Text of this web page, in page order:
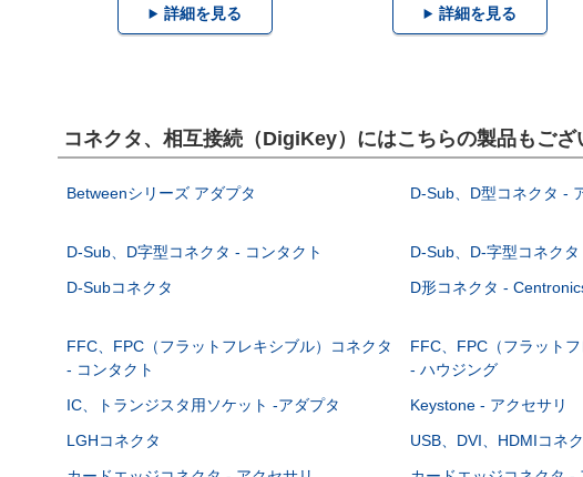
詳細を見る 詳細を見る
コネクタ、相互接続（DigiKey）にはこちらの製品もござ
Betweenシリーズ アダプタ D-Sub、D型コネクタ -
D-Sub、D字型コネクタ - コンタクト D-Sub、D-字型コネク
D-Subコネクタ
D形コネクタ -
FFC、FPC（フラットフレキシブル）コネクタ
- コンタクト
FFC、FPC（フラット
- ハウジング
IC、トランジスタ用ソケット -アダプタ Keystone - アクセサリ
LGHコネクタ
USB、DVI、HDMIコネ